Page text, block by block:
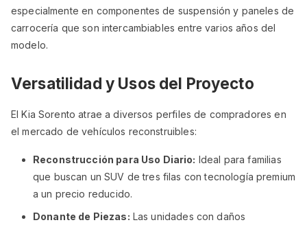
especialmente en componentes de suspensión y paneles de
carrocería que son intercambiables entre varios años del
modelo.
Versatilidad y Usos del Proyecto
El Kia Sorento atrae a diversos perfiles de compradores en
el mercado de vehículos reconstruibles:
Reconstrucción para Uso Diario: Ideal para familias
que buscan un SUV de tres filas con tecnología premium
a un precio reducido.
Donante de Piezas: Las unidades con daños